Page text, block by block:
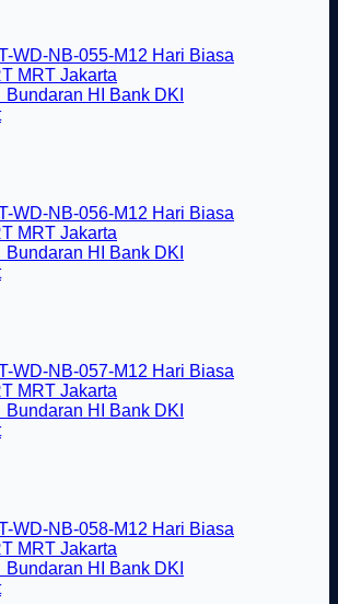
WD-NB-055-M12 Hari Biasa
MRT Jakarta
HI Bank DKI
WD-NB-056-M12 Hari Biasa
MRT Jakarta
HI Bank DKI
WD-NB-057-M12 Hari Biasa
MRT Jakarta
HI Bank DKI
WD-NB-058-M12 Hari Biasa
MRT Jakarta
HI Bank DKI